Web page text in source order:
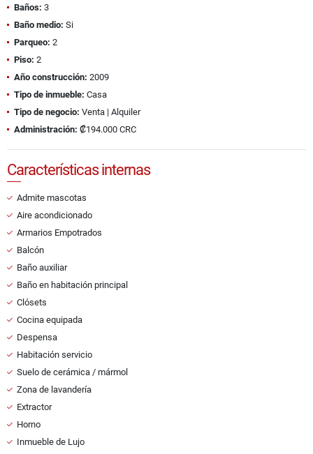
Baños: 3
Baño medio: Si
Parqueo: 2
Piso: 2
Año construcción: 2009
Tipo de inmueble: Casa
Tipo de negocio: Venta | Alquiler
Administración: ₡194.000 CRC
Características internas
Admite mascotas
Aire acondicionado
Armarios Empotrados
Balcón
Baño auxiliar
Baño en habitación principal
Clósets
Cocina equipada
Despensa
Habitación servicio
Suelo de cerámica / mármol
Zona de lavandería
Extractor
Horno
Inmueble de Lujo